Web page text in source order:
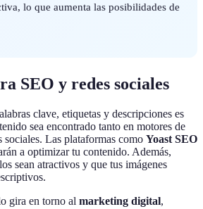
lo que aumenta las posibilidades de
SEO y redes sociales
clave, etiquetas y descripciones es
sea encontrado tanto en motores de
sociales. Las plataformas como Yoast SEO
a optimizar tu contenido. Además,
sean atractivos y que tus imágenes
gira en torno al marketing digital,